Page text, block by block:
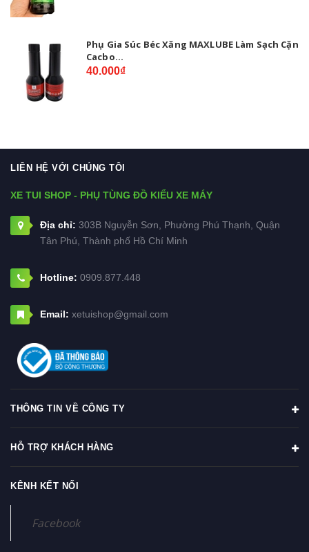
Phụ Gia Súc Béc Xăng MAXLUBE Làm Sạch Cặn
Cacbo...
40.000₫
LIÊN HỆ VỚI CHÚNG TÔI
XE TUI SHOP - PHỤ TÙNG ĐỒ KIỂU XE MÁY
Địa chỉ: 303B Nguyễn Sơn, Phường Phú Thạnh, Quận
Tân Phú, Thành phố Hồ Chí Minh
Hotline: 0909.877.448
Email: xetuishop@gmail.com
THÔNG TIN VỀ CÔNG TY
HỖ TRỢ KHÁCH HÀNG
KÊNH KẾT NỐI
Facebook